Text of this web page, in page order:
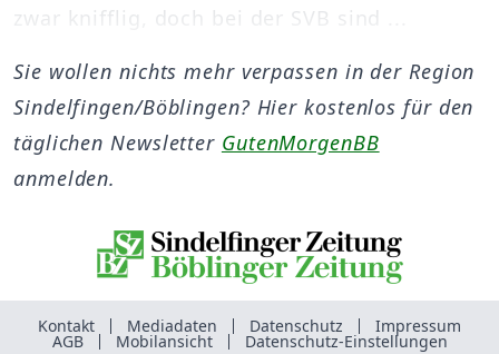
zwar knifflig, doch bei der SVB sind ...
Sie wollen nichts mehr verpassen in der Region
Sindelfingen/Böblingen? Hier kostenlos für den
täglichen Newsletter GutenMorgenBB
anmelden.
Kontakt Mediadaten Datenschutz Impressum
AGB Mobilansicht Datenschutz-Einstellungen